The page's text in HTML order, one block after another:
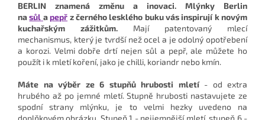
BERLIN znamená změnu a inovaci. Mlýnky Berlin
nasůl apepř z černého lesklého buku vás inspirují k novým
kuchařským zážitkům. Mají patentovaný mlecí
mechanismus, který je tvrdší než ocel a je odolný opotřebení
a korozi. Velmi dobře drtí nejen sůl a pepř, ale můžete ho
použít i k mletí koření, jako je chilli, koriandr nebo kmín.
Máte na výběr ze 6 stupňů hrubosti mletí - od extra
hrubého až po jemné mletí. Stupně hrubosti nastavujete ze
spodní strany mlýnku, je to velmi hezky uvedeno na